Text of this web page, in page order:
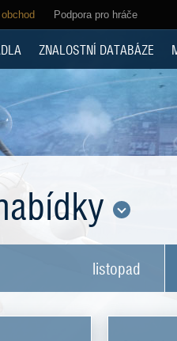
Podpora pro hráče
ZNALOSTNÍ DATABÁZE
listopad